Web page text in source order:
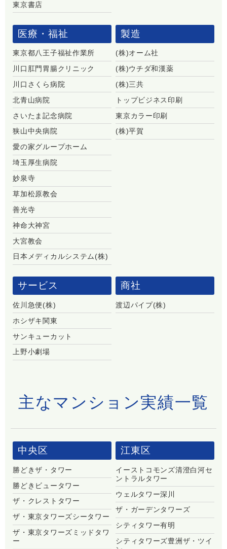
東京書店
医療・福祉
東京都八王子福祉作業所
川口肛門胃腸クリニック
川口さくら病院
北青山病院
さいたま記念病院
狭山中央病院
愛の家グループホーム
埼玉厚生病院
妙泉寺
草加松原教会
善光寺
神命大神宮
大宮教会
日本メディカルシステム(株)
製造
(株)オーム社
(株)ウチダ和漢薬
(株)三共
トップビジネス印刷
東京カラー印刷
(株)平賀
サービス
佐川急便(株)
ホシザキ関東
サンキューカット
上野小劇場
商社
渡辺パイプ(株)
主なマンション実績一覧
中央区
勝どきザ・タワー
勝どきビュータワー
ザ・クレストタワー
ザ・東京タワーズシータワー
ザ・東京タワーズミッドタワ
ー
江東区
イーストコモンズ清澄白河セ
ントラルタワー
ウェルタワー深川
ザ・ガーデンタワーズ
シティタワー有明
シティタワーズ豊洲ザ・ツイ